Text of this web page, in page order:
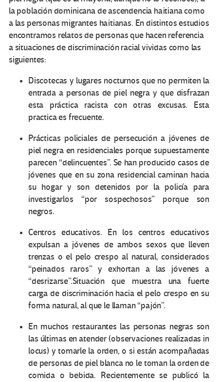
la población dominicana de ascendencia haitiana como
a las personas migrantes haitianas. En distintos estudios
encontramos relatos de personas que hacen referencia
a situaciones de discriminación racial vividas como las
siguientes:
Discotecas y lugares nocturnos que no permiten la
entrada a personas de piel negra y que disfrazan
esta práctica racista con otras excusas. Esta
practica es frecuente.
Prácticas policiales de persecución a jóvenes de
piel negra en residenciales porque supuestamente
parecen “delincuentes”. Se han producido casos de
jóvenes que en su zona residencial caminan hacia
su hogar y son detenidos por la policía para
investigarlos “por sospechosos” porque son
negros.
Centros educativos. En los centros educativos
expulsan a jóvenes de ambos sexos que lleven
trenzas o el pelo crespo al natural, considerados
“peinados raros” y exhortan a las jóvenes a
“desrizarse”.Situación que muestra una fuerte
carga de discriminación hacia el pelo crespo en su
forma natural, al que le llaman “pajón”.
En muchos restaurantes las personas negras son
las últimas en atender (observaciones realizadas in
locus) y tomarle la orden, o si están acompañadas
de personas de piel blanca no le toman la orden de
comida o bebida. Recientemente se publicó la